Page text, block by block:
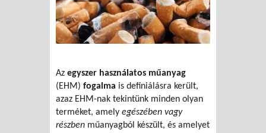
Az egyszer használatos műanyag
(EHM) fogalma is definiálásra került,
azaz EHM-nak tekintünk minden olyan
terméket, amely egészében vagy
részben műanyagból készült, és amelyet